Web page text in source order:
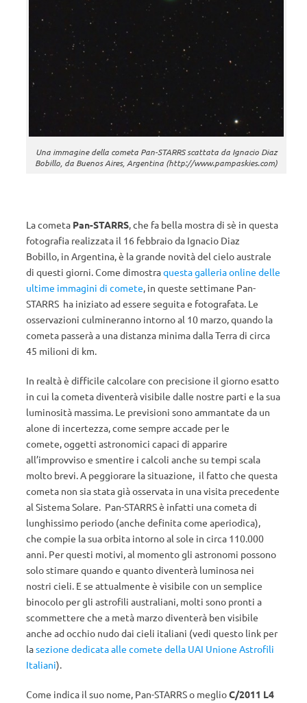
Una immagine della cometa Pan-STARRS scattata da Ignacio Diaz
Bobillo, da Buenos Aires, Argentina (http://www.pampaskies.com)
La cometa Pan-STARRS, che fa bella mostra di sè in questa
fotografia realizzata il 16 febbraio da Ignacio Diaz
Bobillo, in Argentina, è la grande novità del cielo australe
di questi giorni. Come dimostraquesta galleria online delle
ultime immagini di comete, in queste settimane Pan-
STARRS ha iniziato ad essere seguita e fotografata. Le
osservazioni culmineranno intorno al 10 marzo, quando la
cometa passerà a una distanza minima dalla Terra di circa
45 milioni di km.
In realtà è difficile calcolare con precisione il giorno esatto
in cui la cometa diventerà visibile dalle nostre parti e la sua
luminosità massima. Le previsioni sono ammantate da un
alone di incertezza, come sempre accade per le
comete, oggetti astronomici capaci di apparire
all’improvviso e smentire i calcoli anche su tempi scala
molto brevi. A peggiorare la situazione, il fatto che questa
cometa non sia stata già osservata in una visita precedente
al Sistema Solare. Pan-STARRS è infatti una cometa di
lunghissimo periodo (anche definita come aperiodica),
che compie la sua orbita intorno al sole in circa 110.000
anni. Per questi motivi, al momento gli astronomi possono
solo stimare quando e quanto diventerà luminosa nei
nostri cieli. E se attualmente è visibile con un semplice
binocolo per gli astrofili australiani, molti sono pronti a
scommettere che a metà marzo diventerà ben visibile
anche ad occhio nudo dai cieli italiani (vedi questo link per
lasezione dedicata alle comete della UAI Unione Astrofili
Italiani).
Come indica il suo nome, Pan-STARRS o meglioC/2011 L4